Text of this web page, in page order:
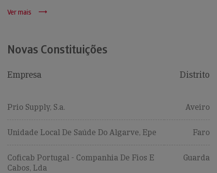
Ver mais
Novas Constituições
Empresa Distrito
Prio Supply, S.a. Aveiro
Unidade Local De Saúde Do Algarve, Epe Faro
Coficab Portugal - Companhia De Fios E
Cabos, Lda
Guarda